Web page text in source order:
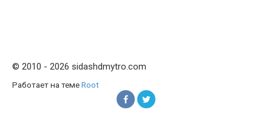
© 2010 - 2026 sidashdmytro.com
Работает на темеRoot